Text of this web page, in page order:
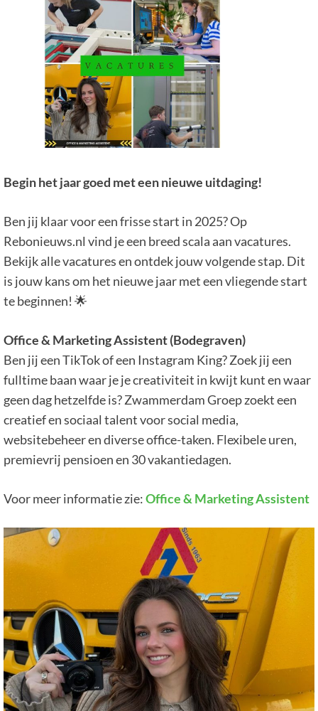
Begin het jaar goed met een nieuwe uitdaging!
Ben jij klaar voor een frisse start in 2025? Op
Rebonieuws.nl vind je een breed scala aan vacatures.
Bekijk alle vacatures en ontdek jouw volgende stap. Dit
is jouw kans om het nieuwe jaar met een vliegende start
te beginnen! 🌟
Office & Marketing Assistent (Bodegraven)
Ben jij een TikTok of een Instagram King? Zoek jij een
fulltime baan waar je je creativiteit in kwijt kunt en waar
geen dag hetzelfde is? Zwammerdam Groep zoekt een
creatief en sociaal talent voor social media,
websitebeheer en diverse office-taken. Flexibele uren,
premievrij pensioen en 30 vakantiedagen.
Voor meer informatie zie:Office & Marketing Assistent